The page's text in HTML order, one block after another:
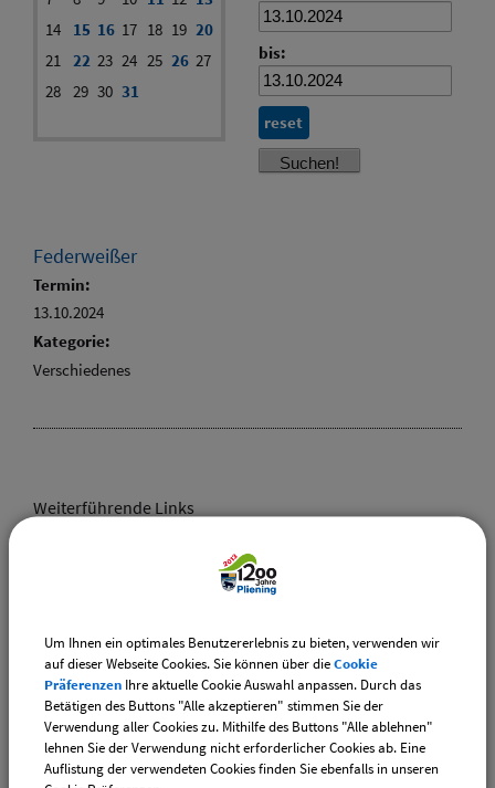
14
15 16 17 18 19 20
21 22 23 24 25 26 27
28 29 30 31
bis:
reset
Federweißer
Termin:
13.10.2024
Kategorie:
Verschiedenes
Weiterführende Links
CSU-Ortshauptversammlung
Downloads
Den gewählten Termin als VCS-Kalenderdatei
downloaden
Den gewählten Termin als iCal-Kalenderdatei
Um Ihnen ein optimales Benutzererlebnis zu bieten, verwenden wir
auf dieser Webseite Cookies. Sie können über dieCookie
Präferenzen Ihre aktuelle Cookie Auswahl anpassen. Durch das
Betätigen des Buttons "Alle akzeptieren" stimmen Sie der
Verwendung aller Cookies zu. Mithilfe des Buttons "Alle ablehnen"
lehnen Sie der Verwendung nicht erforderlicher Cookies ab. Eine
Auflistung der verwendeten Cookies finden Sie ebenfalls in unseren